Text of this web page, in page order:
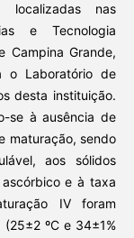
nas
e Tecnologia
Campina Grande,
o Laboratório de
desta instituição.
se à ausência de
maturação, sendo
aos sólidos
e à taxa
IV foram
ºC e 34±1%